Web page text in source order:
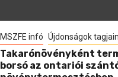
MSZFE infó Újdonságok
Takarónövényként
borsó az ontariói